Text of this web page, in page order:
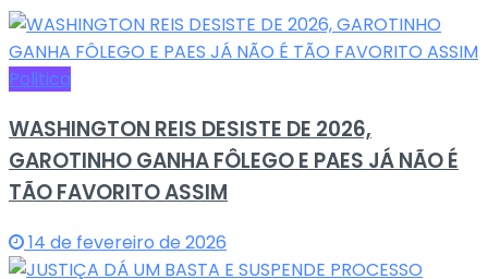
Politica
WASHINGTON REIS DESISTE DE 2026,
GAROTINHO GANHA FÔLEGO E PAES JÁ NÃO É
TÃO FAVORITO ASSIM
14 de fevereiro de 2026